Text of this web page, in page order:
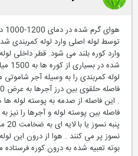
هوای
توسط لوله اصلی وارد لوله کمربندی
وارد کوره بلند می شود. قطر داخلی لوله
شده در
لوله کمربندی را به وسیله آجر شاموتی
. این فاصله از صدمه به پوسته لوله ها
پنبه
نسوز پر می کنند . هوا از درون این
بوته تعبیه شده به درون کوره فرستاده